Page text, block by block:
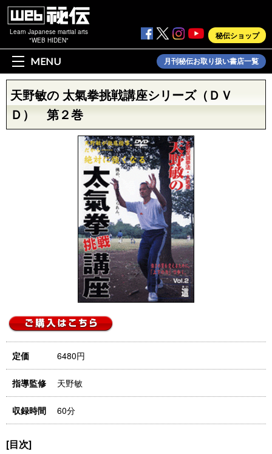
Learn Japanese martial arts
"WEB HIDEN"
秘伝ショップ
MENU 月刊秘伝お取り扱い書店一覧
天野敏の 太氣拳挑戦講座シリーズ（ＤＶ
Ｄ） 第２巻
定価 6480円
指導監修 天野敏
収録時間 60分
[目次]